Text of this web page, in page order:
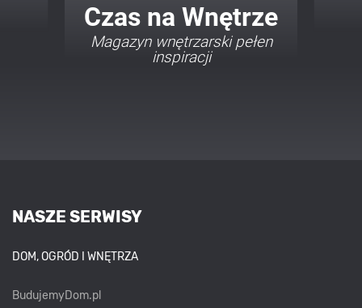
Twój Dom Twój Styl
Porady i inspiracje w
najmodniejszych stylach
NASZE SERWISY
DOM, OGRÓD I WNĘTRZA
BudujemyDom.pl